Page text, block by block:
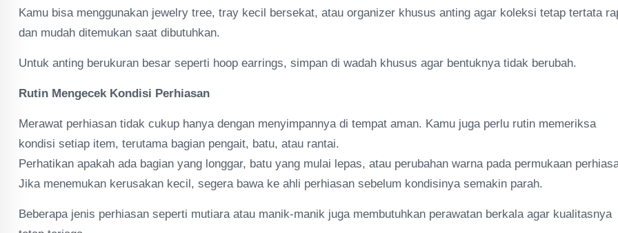
Kamu bisa menggunakan jewelry tree, tray kecil bersekat, atau organizer khusus anting agar koleksi tetap tertata
dan mudah ditemukan saat dibutuhkan.
Untuk anting berukuran besar seperti hoop earrings, simpan di wadah khusus agar bentuknya tidak berubah.
Rutin Mengecek Kondisi Perhiasan
Merawat perhiasan tidak cukup hanya dengan menyimpannya di tempat aman. Kamu juga perlu rutin memeriksa
kondisi setiap item, terutama bagian pengait, batu, atau rantai.
Perhatikan apakah ada bagian yang longgar, batu yang mulai lepas, atau perubahan warna pada permukaan
Jika menemukan kerusakan kecil, segera bawa ke ahli perhiasan sebelum kondisinya semakin parah.
Beberapa jenis perhiasan seperti mutiara atau manik-manik juga membutuhkan perawatan berkala agar kualitasnya